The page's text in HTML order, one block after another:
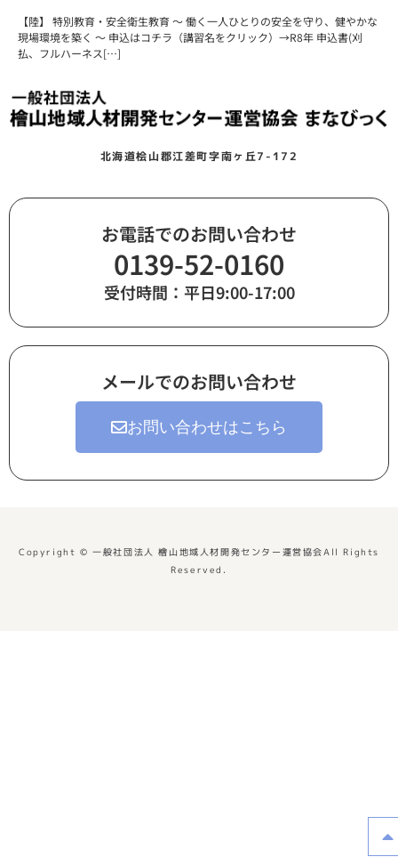
【陸】 特別教育・安全衛生教育 ～ 働く一人ひとりの安全を守り、健やかな
現場環境を築く ～ 申込はコチラ（講習名をクリック）→R8年 申込書(刈
払、フルハーネス[…]
北海道桧山郡江差町字南ヶ丘7-172
お電話でのお問い合わせ
0139-52-0160
受付時間：平日9:00-17:00
メールでのお問い合わせ
お問い合わせはこちら
Copyright © 一般社団法人 檜山地域人材開発センター運営協会All Rights
Reserved.